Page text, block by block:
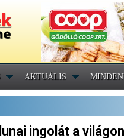
AKTUÁLIS
ingolát a